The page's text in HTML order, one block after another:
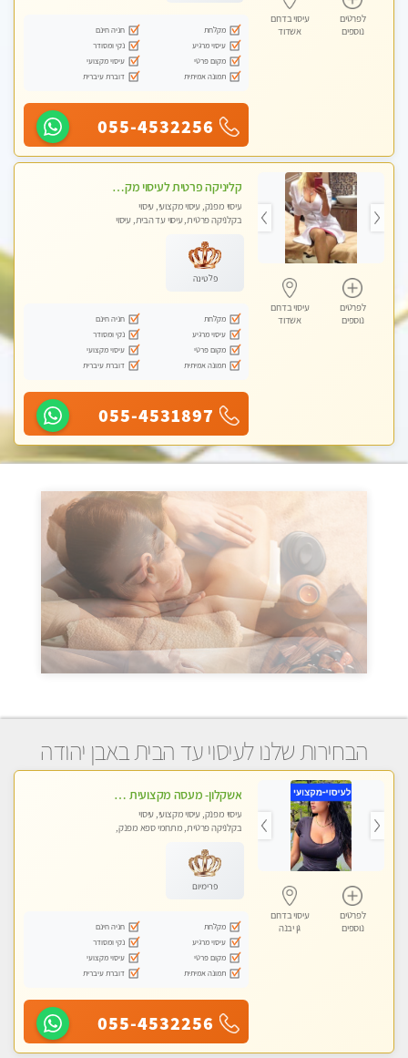
לפרטים
נוספים
עיסוי בדרום
אשדוד
מקלחת
חניה חינם
עיסוי מרגיע
נקי ומסודר
מקום פרטי
עיסוי מקצועי
תמונה אמיתית
דוברת עיברית
055-4532256
לפרטים
נוספים
עיסוי בדרום
אשדוד
קליניקה פרטית לעיסוי מקצועי ואלטרנטיבי ברמה גבוהה VIP תתקשר ..... highly recommended..new in the city
עיסוי מפנק, עיסוי מקצועי, עיסוי
בקלניקה פרטית, עיסוי עד הבית, עיסוי
פלטינה
מקלחת
חניה חינם
עיסוי מרגיע
נקי ומסודר
מקום פרטי
עיסוי מקצועי
תמונה אמיתית
דוברת עיברית
055-4531897
הבחירות שלנו לעיסוי עד הבית באבן יהודה
לפרטים
נוספים
עיסוי בדרום
גן יבנה
אשקלון- מעסה מקצועית חדשה ואיכותית לעיסוי מרגיע ומפנק VIP-מומלץ לחלוטין! פרטי! ​​​​​​ Highly recommended
עיסוי מפנק, עיסוי מקצועי, עיסוי
בקלניקה פרטית, מתחמי ספא מפנק,
טנטרה
פרימיום
מקלחת
חניה חינם
עיסוי מרגיע
נקי ומסודר
מקום פרטי
עיסוי מקצועי
תמונה אמיתית
דוברת עיברית
055-4532256